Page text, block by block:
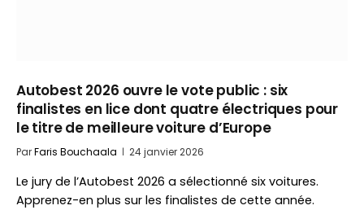
Autobest 2026 ouvre le vote public : six
finalistes en lice dont quatre électriques pour
le titre de meilleure voiture d’Europe
ParFaris Bouchaala 24 janvier 2026
Le jury de l’Autobest 2026 a sélectionné six voitures.
Apprenez-en plus sur les finalistes de cette année.